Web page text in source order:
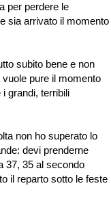
per perdere le
sia arrivato il momento
subito bene e non
pure il momento
grandi, terribili
non ho superato lo
devi prenderne
37, 35 al secondo
il reparto sotto le feste